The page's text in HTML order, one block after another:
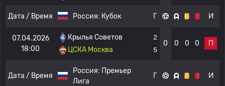
Дата / Время Россия: Кубок Г И
07.04.2026
18:00
Крылья Советов
ЦСКА Москва
2
5
0 0 0 0 П
Дата / Время
Россия: Премьер
Лига
Г И